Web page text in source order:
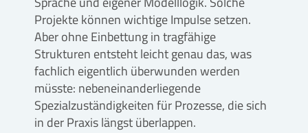
Projekte können wichtige Impulse setzen.
Aber ohne Einbettung in tragfähige
Strukturen entsteht leicht genau das, was
fachlich eigentlich überwunden werden
müsste: nebeneinanderliegende
Spezialzuständigkeiten für Prozesse, die sich
in der Praxis längst überlappen.